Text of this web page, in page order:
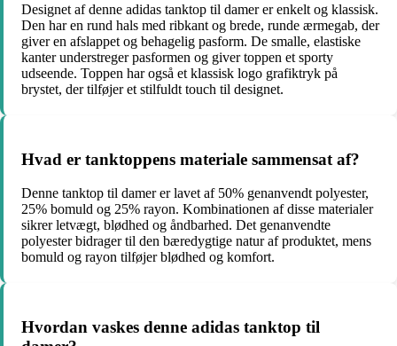
Designet af denne adidas tanktop til damer er enkelt og klassisk.
Den har en rund hals med ribkant og brede, runde ærmegab, der
giver en afslappet og behagelig pasform. De smalle, elastiske
kanter understreger pasformen og giver toppen et sporty
udseende. Toppen har også et klassisk logo grafiktryk på
brystet, der tilføjer et stilfuldt touch til designet.
Hvad er tanktoppens materiale sammensat af?
Denne tanktop til damer er lavet af 50% genanvendt polyester,
25% bomuld og 25% rayon. Kombinationen af disse materialer
sikrer letvægt, blødhed og åndbarhed. Det genanvendte
polyester bidrager til den bæredygtige natur af produktet, mens
bomuld og rayon tilføjer blødhed og komfort.
Hvordan vaskes denne adidas tanktop til